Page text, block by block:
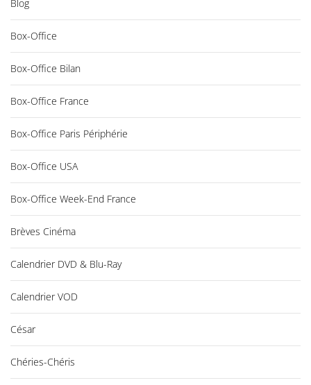
Blog
Box-Office
Box-Office Bilan
Box-Office France
Box-Office Paris Périphérie
Box-Office USA
Box-Office Week-End France
Brèves Cinéma
Calendrier DVD & Blu-Ray
Calendrier VOD
César
Chéries-Chéris